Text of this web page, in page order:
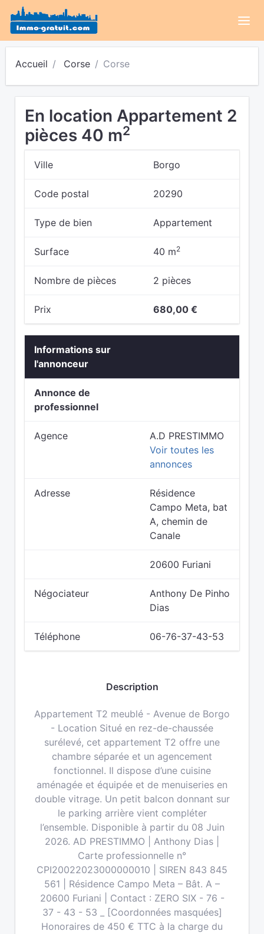
Accueil Corse Corse
En location Appartement 2
pièces 40 m2
Ville Borgo
Code postal 20290
Type de bien Appartement
Surface 40 m2
Nombre de pièces 2 pièces
Prix 680,00 €
Informations sur
l'annonceur
Annonce de
professionnel
Agence
A.D PRESTIMMO
Voir toutes les
annonces
Adresse
Résidence
Campo Meta, bat
A, chemin de
Canale
20600 Furiani
Négociateur
Anthony De Pinho
Dias
Téléphone 06-76-37-43-53
Description
Appartement T2 meublé - Avenue de Borgo
- Location Situé en rez-de-chaussée
surélevé, cet appartement T2 offre une
chambre séparée et un agencement
fonctionnel. Il dispose d’une cuisine
aménagée et équipée et de menuiseries en
double vitrage. Un petit balcon donnant sur
le parking arrière vient compléter
l’ensemble. Disponible à partir du 08 Juin
2026. AD PRESTIMMO | Anthony Dias |
Carte professionnelle n°
CPI20022023000000010 | SIREN 843 845
561 | Résidence Campo Meta – Bât. A –
20600 Furiani | Contact : ZERO SIX - 76 -
37 - 43 - 53 _ [Coordonnées masquées]
Honoraires de 450 € TTC à la charge du